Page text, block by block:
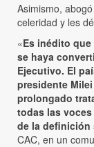
Asimismo,
celeridad y les
«Es inédito
se haya
Ejecutivo. El
presidente
prolongado
todas las
de la definición
CAC, en un